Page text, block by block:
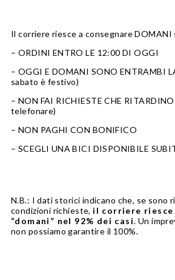
Il corriere riesce a consegnare DOMANI
– ORDINI ENTRO LE 12:00 DI OGGI
– OGGI E DOMANI SONO ENTRAMBI
sabato è festivo)
– NON FAI RICHIESTE CHE
telefonare)
– NON PAGHI CON BONIFICO
– SCEGLI UNA BICI DISPONIBILE
N.B.: I dati storici indicano che, se sono
condizioni richieste, il corriere riesce
“domani” nel 92% dei casi. Un
non possiamo garantire il 100%.